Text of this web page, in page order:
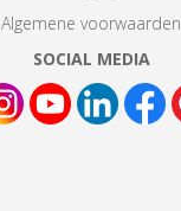
Algemene voorwaarden
SOCIAL MEDIA